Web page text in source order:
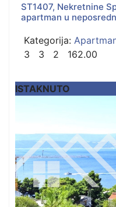
ST1407, Nekretnine
apartman u
Kategorija:
3
3 2 162.00
ISTAKNUTO